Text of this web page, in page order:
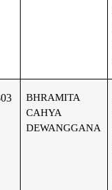
BHRAMITA
CAHYA
DEWANGGANA